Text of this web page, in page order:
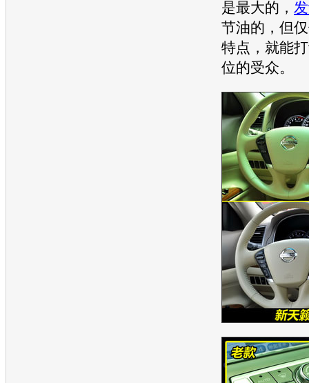
是最大的，
节油的，但
特点，就能
位的受众。